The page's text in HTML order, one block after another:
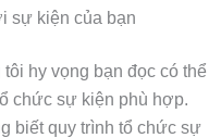
sự kiện của bạn
hy vọng bạn đọc có thể
chức sự kiện phù hợp.
biết quy trình tổ chức sự